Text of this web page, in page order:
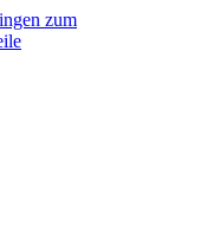
zum